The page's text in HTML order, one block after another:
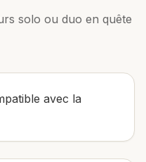
solo ou duo en quête
avec la